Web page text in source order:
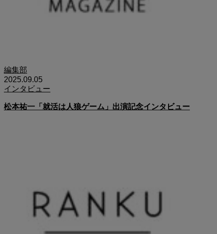
編集部
2025.09.05
インタビュー
松本祐一「就活は人狼ゲーム」出演記念インタビュー